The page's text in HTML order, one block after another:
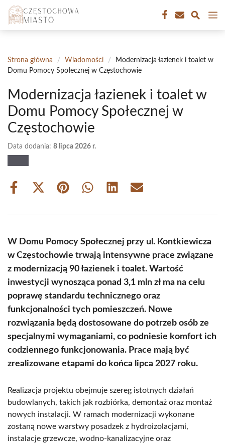
Przejdź
treści
Strona główna / Wiadomości /
Modernizacja łazienek i toalet w
Domu Pomocy Społecznej w Częstochowie
Modernizacja łazienek i toalet w
Domu Pomocy Społecznej w
Częstochowie
Data dodania: 8 lipca 2026 r.
Share
Share
(Twitter)
Share Share Share Share
W Domu Pomocy Społecznej przy ul. Kontkiewicza
w Częstochowie trwają intensywne prace związane
z modernizacją 90 łazienek i toalet. Wartość
inwestycji wynosząca ponad 3,1 mln zł ma na celu
poprawę standardu technicznego oraz
funkcjonalności tych pomieszczeń. Nowe
rozwiązania będą dostosowane do potrzeb osób ze
specjalnymi wymaganiami, co podniesie komfort ich
codziennego funkcjonowania. Prace mają być
zrealizowane etapami do końca lipca 2027 roku.
Realizacja projektu obejmuje szereg istotnych działań
budowlanych, takich jak rozbiórka, demontaż oraz montaż
nowych instalacji. W ramach modernizacji wykonane
zostaną nowe warstwy posadzek z hydroizolacjami,
instalacje grzewcze, wodno-kanalizacyjne oraz